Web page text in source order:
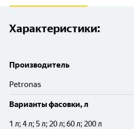
Характеристики:
Производитель
Petronas
Варианты фасовки, л
1 л; 4 л; 5 л; 20 л; 60 л; 200 л